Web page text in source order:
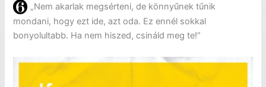
„Nem akarlak megsérteni, de könnyűnek tűnik
mondani, hogy ezt ide, azt oda. Ez ennél sokkal
bonyolultabb. Ha nem hiszed, csináld meg te!”